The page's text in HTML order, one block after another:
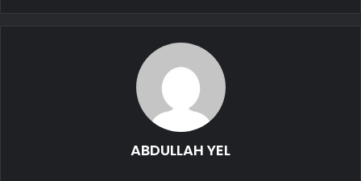
ABDULLAH YEL